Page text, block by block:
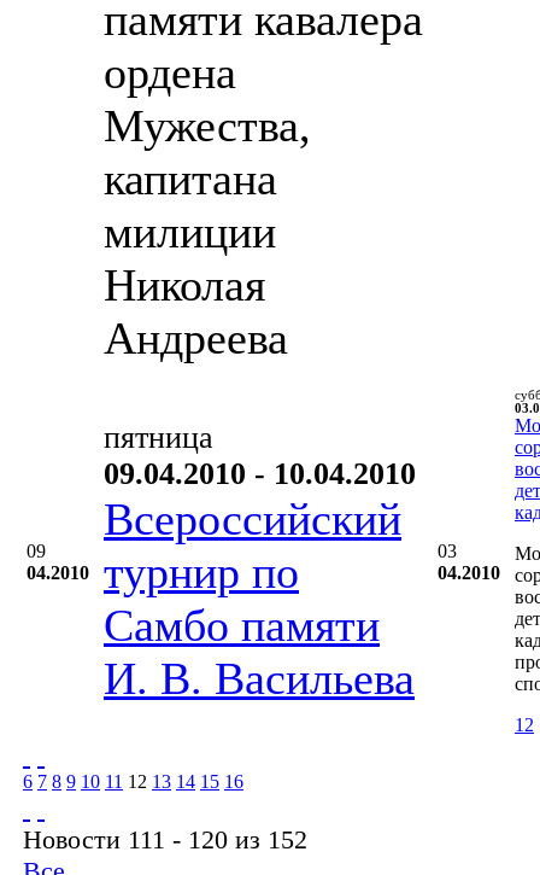
памяти кавалера
ордена
Мужества,
капитана
милиции
Николая
Андреева
09
04.2010
пятница
09.04.2010 - 10.04.2010
Всероссийский
турнир по
Самбо памяти
И. В. Васильева
03
04.2010
12
6 7 8 9 10 11 12 13 14 15 16
Новости 111 - 120 из 152